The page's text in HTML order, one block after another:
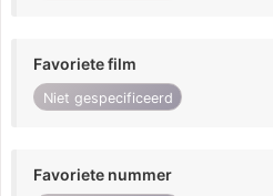
Favoriete film
Niet gespecificeerd
Favoriete nummer